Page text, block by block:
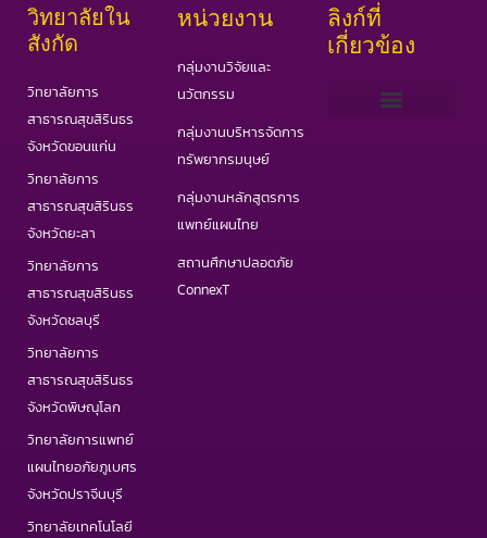
วิทยาลัยใน
สังกัด
วิทยาลัยการ
สาธารณสุขสิรินธร
จังหวัดขอนแก่น
วิทยาลัยการ
สาธารณสุขสิรินธร
จังหวัดยะลา
วิทยาลัยการ
สาธารณสุขสิรินธร
จังหวัดชลบุรี
วิทยาลัยการ
สาธารณสุขสิรินธร
จังหวัดพิษณุโลก
วิทยาลัยการแพทย์
แผนไทยอภัยภูเบศร
จังหวัดปราจีนบุรี
วิทยาลัยเทคโนโลยี
หน่วยงาน
กลุ่มงานวิจัยและ
นวัตกรรม
กลุ่มงานบริหารจัดการ
ทรัพยากรมนุษย์
กลุ่มงานหลักสูตรการ
แพทย์แผนไทย
สถานศึกษาปลอดภัย
ConnexT
ลิงก์ที่
เกี่ยวข้อง